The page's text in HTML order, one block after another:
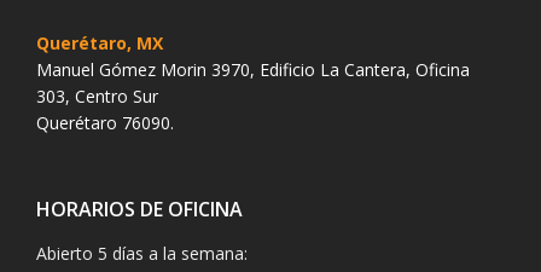
Querétaro, MX
Manuel Gómez Morin 3970, Edificio La Cantera, Oficina
303, Centro Sur
Querétaro 76090.
HORARIOS DE OFICINA
Abierto 5 días a la semana: